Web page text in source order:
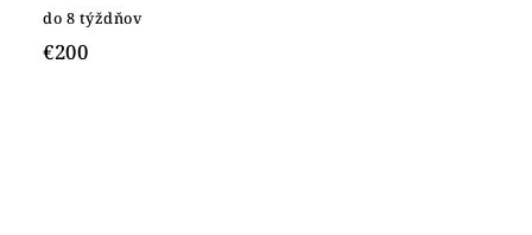
do 8 týždňov
€200